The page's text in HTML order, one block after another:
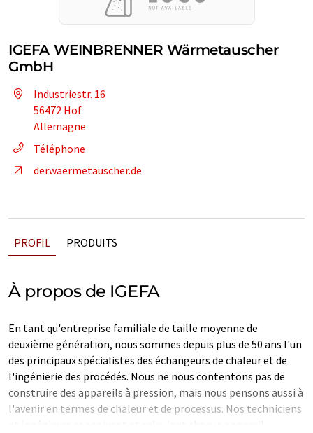
IGEFA WEINBRENNER Wärmetauscher
GmbH
Industriestr. 16
56472 Hof
Allemagne
Téléphone
derwaermetauscher.de
PROFIL PRODUITS
À propos de IGEFA
En tant qu'entreprise familiale de taille moyenne de
deuxième génération, nous sommes depuis plus de 50 ans l'un
des principaux spécialistes des échangeurs de chaleur et de
l'ingénierie des procédés. Nous ne nous contentons pas de
construire des appareils à pression, mais nous pensons aussi à
l'avenir en termes de chaleur et de processus. Nos techniciens